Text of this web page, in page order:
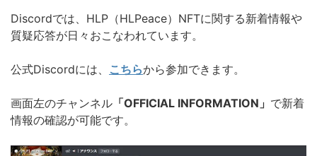
Discordでは、HLP（HLPeace）NFTに関する新着情報や
質疑応答が日々おこなわれています。
公式Discordには、 こちらから参加できます。
画面左のチャンネル 「OFFICIAL INFORMATION」 で新着
情報の確認が可能です。